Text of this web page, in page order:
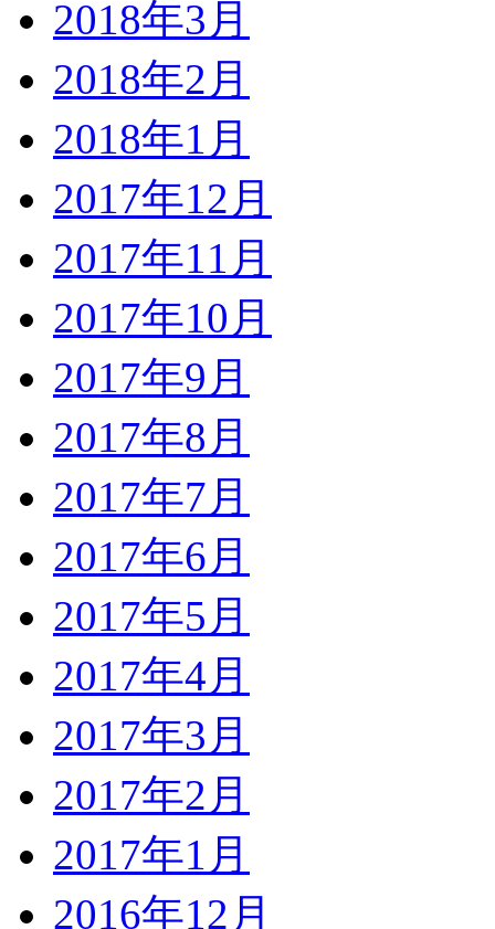
2018年3月
2018年2月
2018年1月
2017年12月
2017年11月
2017年10月
2017年9月
2017年8月
2017年7月
2017年6月
2017年5月
2017年4月
2017年3月
2017年2月
2017年1月
2016年12月